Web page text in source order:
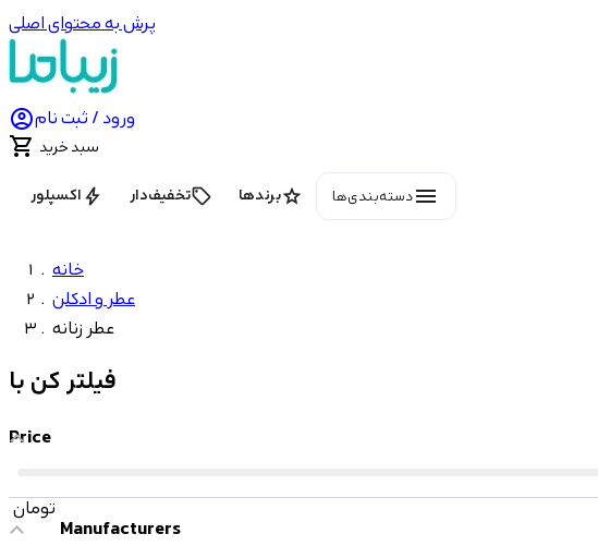
پرش به محتوای اصلی
ورود / ثبت نام
 سبد خرید
menuدسته‌بندی‌ها starبرندها local_offerتخفیف‌دار boltاکسپلور
خانه
عطر و ادکلن
عطر زنانه
فیلتر کن با
Price
تومان
Manufacturers